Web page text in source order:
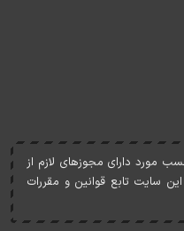
مورد دارای مجوزهای لازم از
سايت تابع قوانين و مقررات